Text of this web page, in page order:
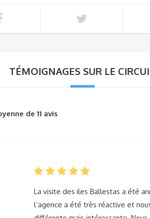
TÉMOIGNAGES SUR LE
de 11 avis
La visite des iles Ballestas a été
l’agence a été très réactive et